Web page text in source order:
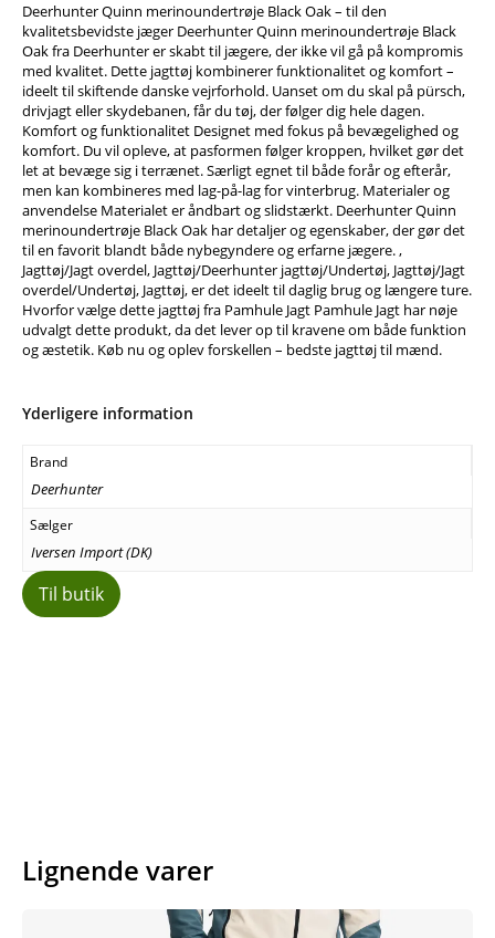
Deerhunter Quinn merinoundertrøje Black Oak – til den
kvalitetsbevidste jæger Deerhunter Quinn merinoundertrøje Black
Oak fra Deerhunter er skabt til jægere, der ikke vil gå på kompromis
med kvalitet. Dette jagttøj kombinerer funktionalitet og komfort –
ideelt til skiftende danske vejrforhold. Uanset om du skal på pürsch,
drivjagt eller skydebanen, får du tøj, der følger dig hele dagen.
Komfort og funktionalitet Designet med fokus på bevægelighed og
komfort. Du vil opleve, at pasformen følger kroppen, hvilket gør det
let at bevæge sig i terrænet. Særligt egnet til både forår og efterår,
men kan kombineres med lag-på-lag for vinterbrug. Materialer og
anvendelse Materialet er åndbart og slidstærkt. Deerhunter Quinn
merinoundertrøje Black Oak har detaljer og egenskaber, der gør det
til en favorit blandt både nybegyndere og erfarne jægere. ,
Jagttøj/Jagt overdel, Jagttøj/Deerhunter jagttøj/Undertøj, Jagttøj/Jagt
overdel/Undertøj, Jagttøj, er det ideelt til daglig brug og længere ture.
Hvorfor vælge dette jagttøj fra Pamhule Jagt Pamhule Jagt har nøje
udvalgt dette produkt, da det lever op til kravene om både funktion
og æstetik. Køb nu og oplev forskellen – bedste jagttøj til mænd.
Yderligere information
Brand
Deerhunter
Sælger
Iversen Import (DK)
Til butik
Lignende varer